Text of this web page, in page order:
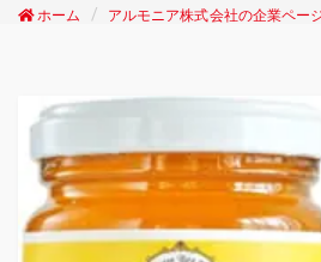
ホーム アルモニア株式会社の企業ペー